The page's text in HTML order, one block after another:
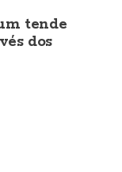
tende
dos